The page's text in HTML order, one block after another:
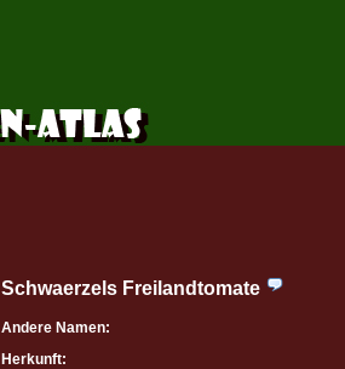
Schwaerzels Freilandtomate
Andere Namen:
Herkunft: